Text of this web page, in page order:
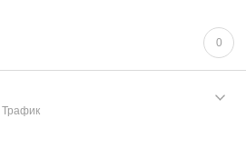
0
Трафик